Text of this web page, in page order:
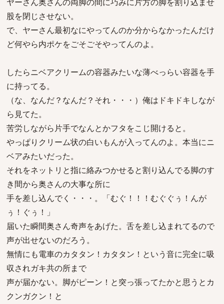
股を閉じさせない。
で、ヤーさん最初なにやってんのか分からなかったんだけ
ど何やら内ポケをごそごそやってんのよ。
したらニベアクリームの容器みたいな薄べっらい容器を手
に持ってる。
（な、なんだ？なんだ？それ・・・）俺はドキドキしなが
ら見てた。
苦労しながら片手でなんとかフタをこじ開けると。
やっぱりクリーム状の白いもんが入ってんのよ。本当にニ
ベアみたいだった。
それをネットリと指に絡みつかせると割り込んでる脚のす
き間から奥さんの大事な所に
手を差し込んでく・・・。「むぐ！！！むぐぐぅ！んが
ぅ！ぐぅ！」
届いた瞬間奥さん奇声をあげた。舌を差し込まれてるので
声が出せないのだろう。
無情にも電車のカタタン！カタタン！という音に完全に吸
収されガキ共の所まで
声が届かない。脚がピーン！と突っ張ってたかと思うとカ
クンガクン！と